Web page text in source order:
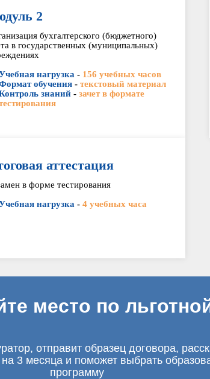
2
бухгалтерского (бюджетного)
в государственных (муниципальных)
нагрузка - 156 учебных часов
обучения- текстовый материал
знаний- зачет в формате
аттестация
в форме тестирования
нагрузка - 4 учебных часа
место по
отправит образец договора,
на 3 месяца и поможет выбрать
программу